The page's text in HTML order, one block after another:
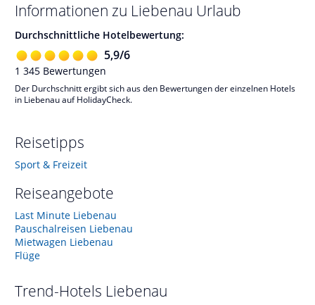
Informationen zu Liebenau Urlaub
Durchschnittliche Hotelbewertung:
5,9/6
1 345 Bewertungen
Der Durchschnitt ergibt sich aus den Bewertungen der einzelnen Hotels
in Liebenau auf HolidayCheck.
Reisetipps
Sport & Freizeit
Reiseangebote
Last Minute Liebenau
Pauschalreisen Liebenau
Mietwagen Liebenau
Flüge
Trend-Hotels Liebenau